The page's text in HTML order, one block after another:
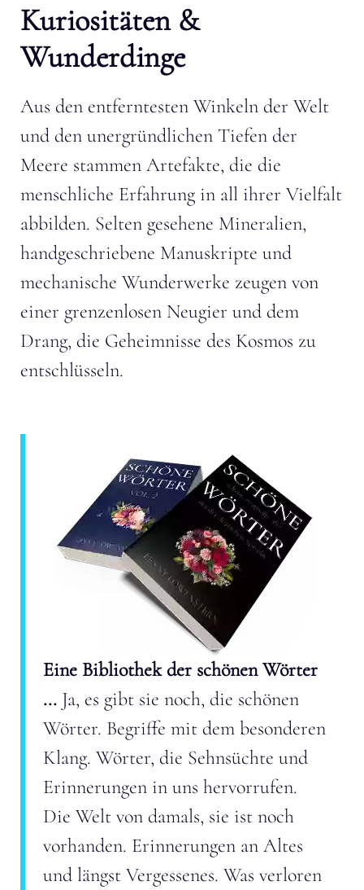
Kuriositäten &
Wunderdinge
Aus den entferntesten Winkeln der Welt
und den unergründlichen Tiefen der
Meere stammen Artefakte, die die
menschliche Erfahrung in all ihrer Vielfalt
abbilden. Selten gesehene Mineralien,
handgeschriebene Manuskripte und
mechanische Wunderwerke zeugen von
einer grenzenlosen Neugier und dem
Drang, die Geheimnisse des Kosmos zu
entschlüsseln.
Eine Bibliothek der schönen Wörter
... Ja, es gibt sie noch, die schönen
Wörter. Begriffe mit dem besonderen
Klang. Wörter, die Sehnsüchte und
Erinnerungen in uns hervorrufen.
Die Welt von damals, sie ist noch
vorhanden. Erinnerungen an Altes
und längst Vergessenes. Was verloren